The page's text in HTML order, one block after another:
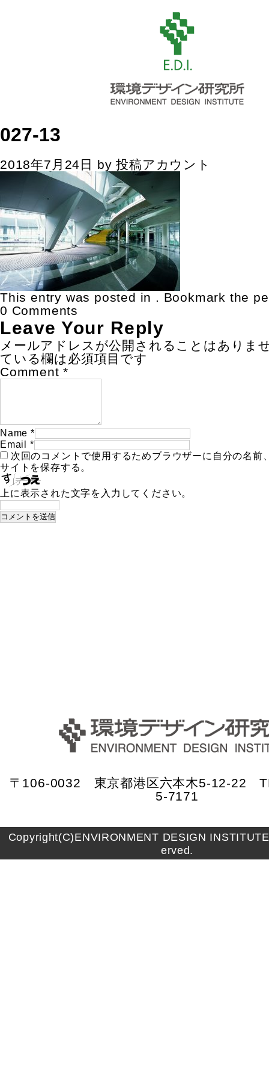
027-13
2018年7月24日 by投稿アカウント
This entry was posted in . Bookmark the
0 Comments
Leave Your Reply
メールアドレスが公開されることはありま
ている欄は必須項目です
Comment *
Name *
Email
*
次回のコメントで使用するためブラウザーに自分の名前
サイトを保存する。
上に表示された文字を入力してください。
〒106-0032 東京都港区六本木5-12-22
5-7171
Copyright(C)ENVIRONMENT DESIGN
erved.